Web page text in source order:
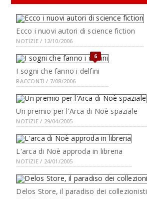
Ecco i nuovi autori di science fiction
NOTIZIE / 12/10/2006
6
I sogni che fanno i delfini
RACCONTI / 7/08/2006
Un premio per l'Arca di Noè spaziale
NOTIZIE / 29/04/2005
L'arca di Noè approda in libreria
NOTIZIE / 24/01/2005
Delos Store, il paradiso dei collezionisti